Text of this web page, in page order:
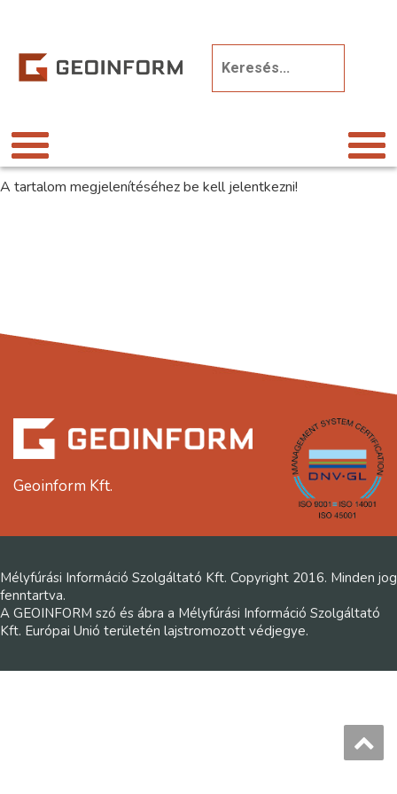
A tartalom megjelenítéséhez be kell jelentkezni!
Geoinform Kft.
Mélyfúrási Információ Szolgáltató Kft. Copyright 2016. Minden jog
fenntartva.
A GEOINFORM szó és ábra a Mélyfúrási Információ Szolgáltató
Kft. Európai Unió területén lajstromozott védjegye.